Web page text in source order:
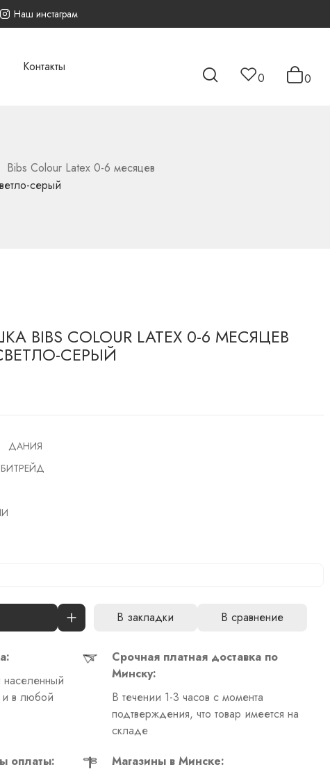
Наш инстаграм
Контакты
0 0
Bibs Colour Latex 0-6 месяцев
серый
BIBS COLOUR LATEX 0-6 МЕСЯЦЕВ
СЕРЫЙ
ДАНИЯ
В закладки В сравнение
и в любой
Срочная платная доставка по
Минску:
В течении 1-3 часов с момента
подтверждения, что товар имеется на
складе
оплаты:
Магазины в Минске: